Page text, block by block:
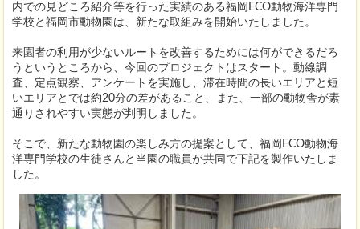
内での見どころ紹介等を行った実績のある福岡ECO動物海洋専門
学校と福岡市動物園は、新たな取組みを開始いたしました。
来園者の利用が少ないルートを改善するためには何ができるだろ
うというところから、今回のプロジェクトはスタート。動線調
査、定点観察、アンケートを実施し、滞在時間の長いエリアと短
いエリアとでは約20分の差があること、また、一部の動物舎が素
通りされやすい実態が判明しました。
そこで、新たな動物園の楽しみ方の提案として、福岡ECO動物海
洋専門学校の生徒さんと当園の職員が共同で下記を製作いたしま
した。